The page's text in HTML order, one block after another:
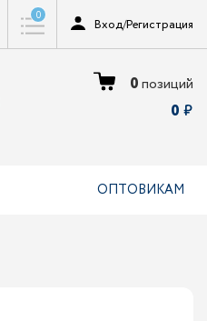
0
Вход/Регистрация
0позиций
0
ОПТОВИКАМ